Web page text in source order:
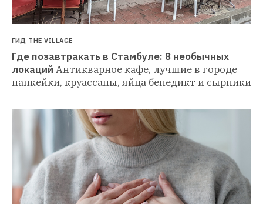
ГИД THE VILLAGE
Где позавтракать в Стамбуле: 8 необычных
локаций Антикварное кафе, лучшие в городе
панкейки, круассаны, яйца бенедикт и сырники